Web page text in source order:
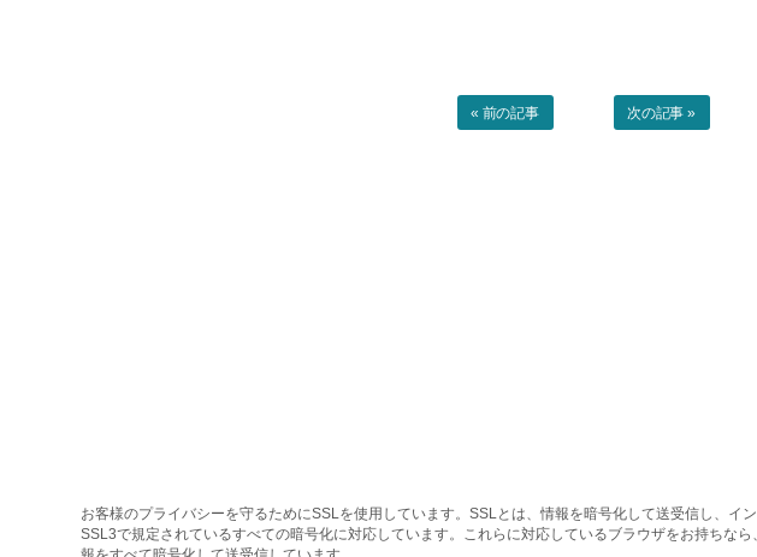
« 前の記事 次の記事 »
お客様のプライバシーを守るためにSSLを使用しています。SSLとは、情報を暗号化して送受信し、
SSL3で規定されているすべての暗号化に対応しています。これらに対応しているブラウザをお持ちな